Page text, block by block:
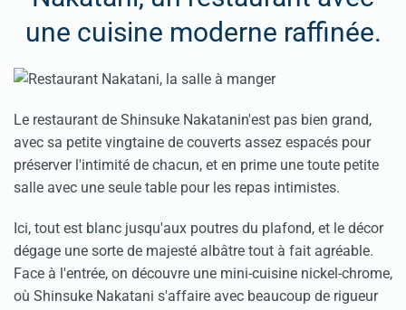
une cuisine moderne raffinée.
Le restaurant de Shinsuke Nakatanin'est pas bien grand,
avec sa petite vingtaine de couverts assez espacés pour
préserver l'intimité de chacun, et en prime une toute petite
salle avec une seule table pour les repas intimistes.
Ici, tout est blanc jusqu'aux poutres du plafond, et le décor
dégage une sorte de majesté albâtre tout à fait agréable.
Face à l'entrée, on découvre une mini-cuisine nickel-chrome,
où Shinsuke Nakatani s'affaire avec beaucoup de rigueur